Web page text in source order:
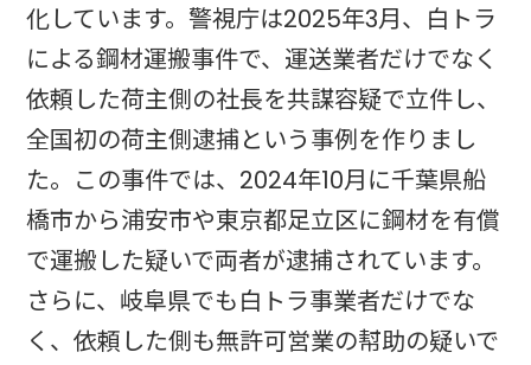
化しています。警視庁は2025年3月、白トラ
による鋼材運搬事件で、運送業者だけでなく
依頼した荷主側の社長を共謀容疑で立件し、
全国初の荷主側逮捕という事例を作りまし
た。この事件では、2024年10月に千葉県船
橋市から浦安市や東京都足立区に鋼材を有償
で運搬した疑いで両者が逮捕されています。
さらに、岐阜県でも白トラ事業者だけでな
く、依頼した側も無許可営業の幇助の疑いで